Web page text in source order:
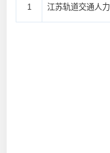
1 江苏轨道交通人